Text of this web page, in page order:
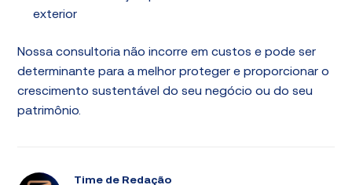
exterior
Nossa consultoria não incorre em custos e pode ser
determinante para a melhor proteger e proporcionar o
crescimento sustentável do seu negócio ou do seu
patrimônio.
Time de Redação